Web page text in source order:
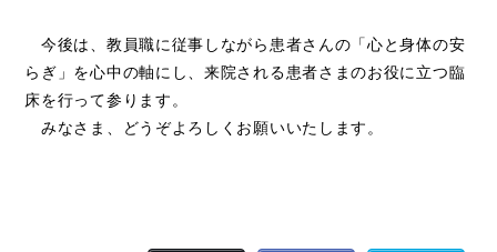
今後は、教員職に従事しながら患者さんの「心と身体の安
らぎ」を心中の軸にし、来院される患者さまのお役に立つ臨
床を行って参ります。
みなさま、どうぞよろしくお願いいたします。